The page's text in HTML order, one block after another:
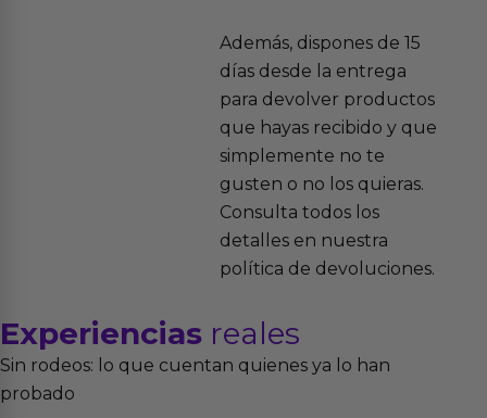
Además, dispones de 15
días desde la entrega
para devolver productos
que hayas recibido y que
simplemente no te
gusten o no los quieras.
Consulta todos los
detalles en nuestra
política de devoluciones.
Experiencias reales
Sin rodeos: lo que cuentan quienes ya lo han
probado